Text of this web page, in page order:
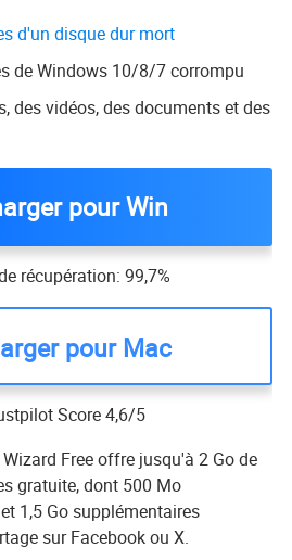
d'un disque dur mort
de Windows 10/8/7 corrompu
des vidéos, des documents et des
pour Win
récupération: 99,7%
pour Mac
Score 4,6/5
Free offre jusqu'à 2 Go de
gratuite, dont 500 Mo
1,5 Go supplémentaires
sur Facebook ou X.